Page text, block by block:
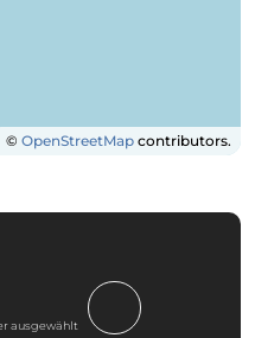
© OpenStreetMap contributors.
ausgewählt